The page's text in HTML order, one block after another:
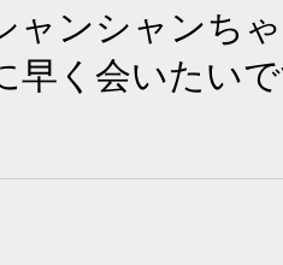
ャンシャンち
早く会いたい